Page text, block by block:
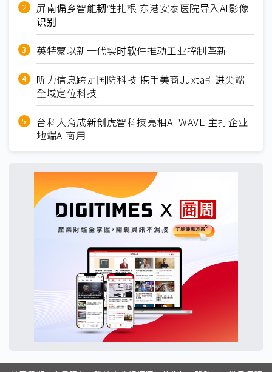
屏南偏乡智能韧性扎根 东港安泰医院导入AI影像
识别
英特蒙以新一代实时软件推动工业控制革新
昕力信息跨足国防科技 携手美商Juxta引进尖端
全域定位科技
台科大育成新创虎智科技亮相AI WAVE 主打企业
地端AI商用